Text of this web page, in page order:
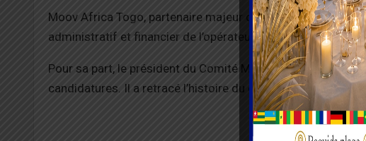
Moov Africa Togo, partenaire majeur de l’événement,
administratif et financier de l’opérateur, a salué le cap des
Pour sa part, le président du Comité Miss Togo, M. Gaspard
candidatures. Il a retracé l’histoire du concours depuis la